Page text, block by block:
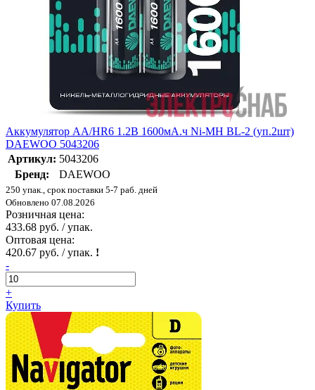
Аккумулятор AA/HR6 1.2В 1600мА.ч Ni-MH BL-2 (уп.2шт)
DAEWOO 5043206
Артикул: 5043206
Бренд:
DAEWOO
250 упак., срок поставки 5-7 раб. дней
Обновлено 07.08.2026
Розничная цена:
433.68 руб. / упак.
Оптовая цена:
420.67 руб. / упак. !
-
+
Купить